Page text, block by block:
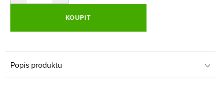
KOUPIT
Popis produktu